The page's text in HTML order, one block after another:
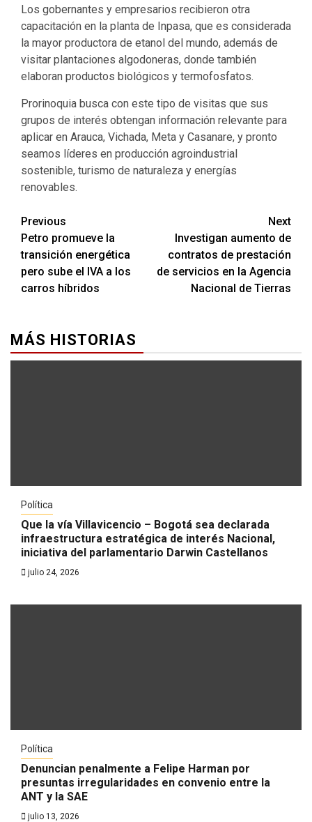
Los gobernantes y empresarios recibieron otra
capacitación en la planta de Inpasa, que es considerada
la mayor productora de etanol del mundo, además de
visitar plantaciones algodoneras, donde también
elaboran productos biológicos y termofosfatos.
Prorinoquia busca con este tipo de visitas que sus
grupos de interés obtengan información relevante para
aplicar en Arauca, Vichada, Meta y Casanare, y pronto
seamos líderes en producción agroindustrial
sostenible, turismo de naturaleza y energías
renovables.
Previous
Petro promueve la
transición energética
pero sube el IVA a los
carros híbridos
Next
Investigan aumento de
contratos de prestación
de servicios en la Agencia
Nacional de Tierras
MÁS HISTORIAS
Política
Que la vía Villavicencio – Bogotá sea declarada
infraestructura estratégica de interés Nacional,
iniciativa del parlamentario Darwin Castellanos
julio 24, 2026
Política
Denuncian penalmente a Felipe Harman por
presuntas irregularidades en convenio entre la
ANT y la SAE
julio 13, 2026